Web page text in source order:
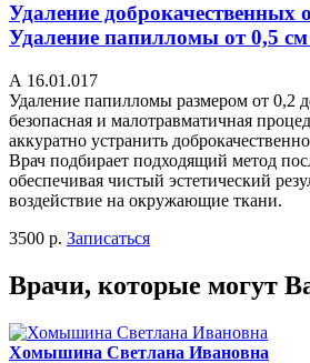
Удаление доброкачественных
Удаление папилломы от 0,5 см
А 16.01.017
Удаление папилломы размером от 0,2
безопасная и малотравматичная
аккуратно устранить
Врач подбирает подходящий метод
обеспечивая чистый эстетический
воздействие на окружающие ткани.
3500 р. Записаться
Врачи, которые могут
Хомышина Светлана Ивановна